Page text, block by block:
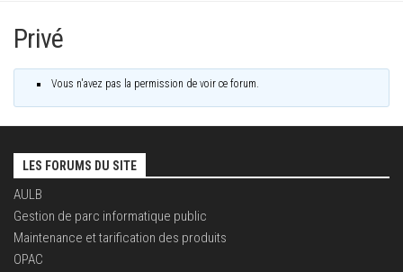
Privé
Vous n'avez pas la permission de voir ce forum.
LES FORUMS DU SITE
AULB
Gestion de parc informatique public
Maintenance et tarification des produits
OPAC